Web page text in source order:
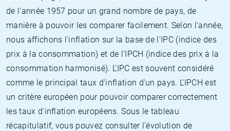
de l'année 1957 pour un grand nombre de pays, de
manière à pouvoir les comparer facilement. Selon l'année,
nous affichons l'inflation sur la base de l'IPC (indice des
prix à la consommation) et de l'IPCH (indice des prix à la
consommation harmonisé). L'IPC est souvent considéré
comme le principal taux d'inflation d'un pays. L'IPCH est
un critère européen pour pouvoir comparer correctement
les taux d'inflation européens. Sous le tableau
récapitulatif, vous pouvez consulter l'évolution de